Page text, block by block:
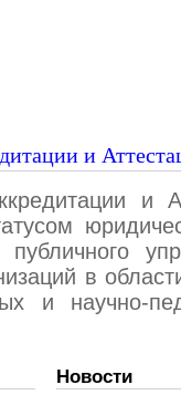
и
и
публичного
в
и научно-
Новости